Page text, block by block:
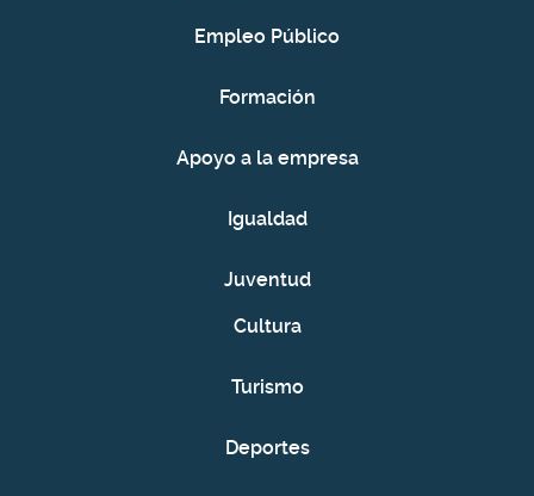
Empleo Público
Formación
Apoyo a la empresa
Igualdad
Juventud
Cultura
Turismo
Deportes